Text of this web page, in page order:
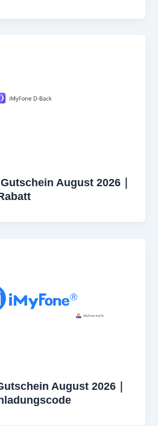
August 2026｜
August 2026｜